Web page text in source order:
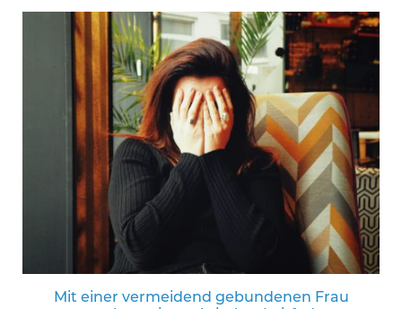
Mit einer vermeidend gebundenen Frau